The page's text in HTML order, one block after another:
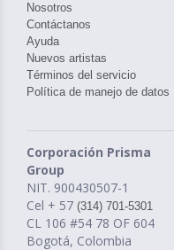
Nosotros
Contáctanos
Ayuda
Nuevos artistas
Términos del servicio
Política de manejo de datos
Corporación Prisma
Group
NIT. 900430507-1
Cel + 57 (314) 701-5301
CL 106 #54 78 OF 604
Bogotá, Colombia